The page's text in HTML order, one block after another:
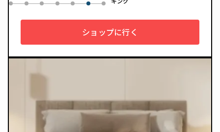
0 1 2 3 4 5 6
ショップに行く